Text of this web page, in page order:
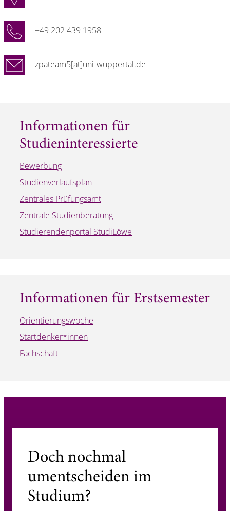
+49 202 439 1958
zpateam5[at]uni-wuppertal.de
Informationen für
Studieninteressierte
Bewerbung
Studienverlaufsplan
Zentrales Prüfungsamt
Zentrale Studienberatung
Studierendenportal StudiLöwe
Informationen für Erstsemester
Orientierungswoche
Startdenker*innen
Fachschaft
Doch nochmal
umentscheiden im
Studium?